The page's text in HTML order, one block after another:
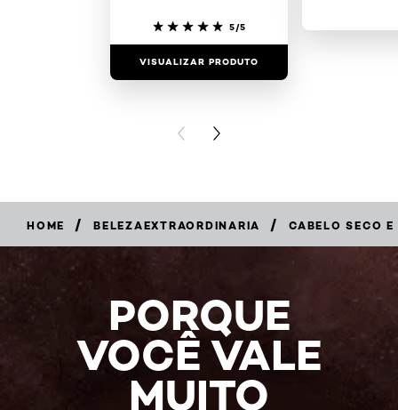
5/5
VISUALIZAR PRODUTO
PREVIOUS CARD
NEXT CARD
HOME / BELEZAEXTRAORDINARIA / CABELO SECO
PORQUE
VOCÊ VALE
MUITO